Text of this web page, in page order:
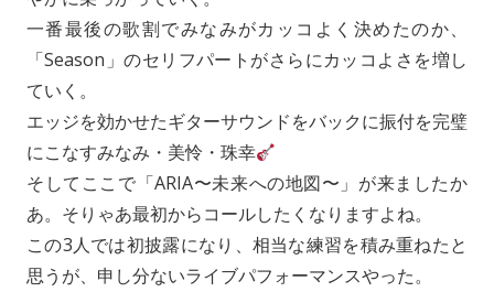
一番最後の歌割でみなみがカッコよく決めたのか、
「Season」のセリフパートがさらにカッコよさを増し
ていく。
エッジを効かせたギターサウンドをバックに振付を完璧
にこなすみなみ・美怜・珠幸
そしてここで「ARIA〜未来への地図〜」が来ましたか
あ。そりゃあ最初からコールしたくなりますよね。
この3人では初披露になり、相当な練習を積み重ねたと
思うが、申し分ないライブパフォーマンスやった。